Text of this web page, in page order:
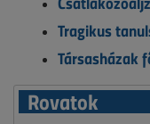
Tragikus
Társasházak
Rovatok